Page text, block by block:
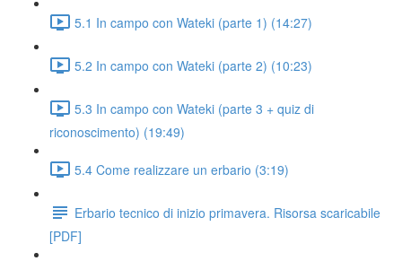
5.1 In campo con Wateki (parte 1) (14:27)
5.2 In campo con Wateki (parte 2) (10:23)
5.3 In campo con Wateki (parte 3 + quiz di
riconoscimento) (19:49)
5.4 Come realizzare un erbario (3:19)
Erbario tecnico di inizio primavera. Risorsa scaricabile
[PDF]